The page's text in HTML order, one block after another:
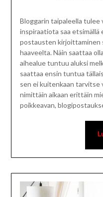
Bloggarin taipaleella
inspiraatiota saa
postausten kirjoittaminen
haaveelta. Näin saattaa
aihealue tuntuu aluksi
saattaa ensin tuntua
sen ei kuitenkaan tarvitse
nimittäin aikaan erittäin
poikkeavan,